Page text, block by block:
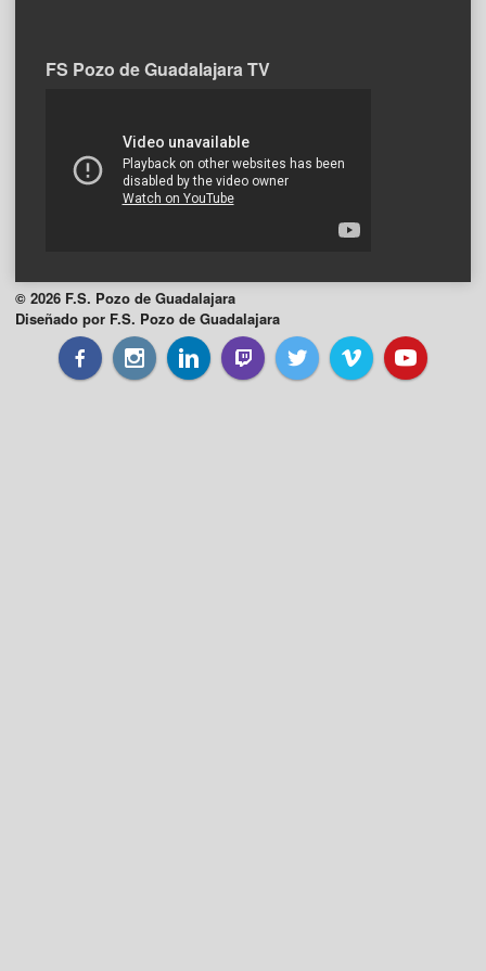
FS Pozo de Guadalajara TV
© 2026 F.S. Pozo de Guadalajara
Diseñado por F.S. Pozo de Guadalajara